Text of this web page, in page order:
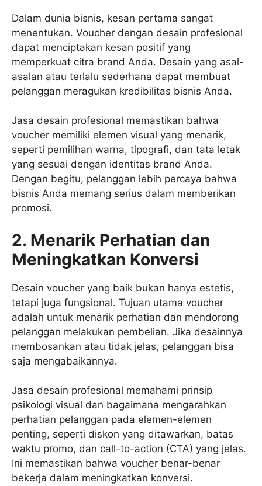
Dalam dunia bisnis, kesan pertama sangat
menentukan. Voucher dengan desain profesional
dapat menciptakan kesan positif yang
memperkuat citra brand Anda. Desain yang asal-
asalan atau terlalu sederhana dapat membuat
pelanggan meragukan kredibilitas bisnis Anda.
Jasa desain profesional memastikan bahwa
voucher memiliki elemen visual yang menarik,
seperti pemilihan warna, tipografi, dan tata letak
yang sesuai dengan identitas brand Anda.
Dengan begitu, pelanggan lebih percaya bahwa
bisnis Anda memang serius dalam memberikan
promosi.
2. Menarik Perhatian dan
Meningkatkan Konversi
Desain voucher yang baik bukan hanya estetis,
tetapi juga fungsional. Tujuan utama voucher
adalah untuk menarik perhatian dan mendorong
pelanggan melakukan pembelian. Jika desainnya
membosankan atau tidak jelas, pelanggan bisa
saja mengabaikannya.
Jasa desain profesional memahami prinsip
psikologi visual dan bagaimana mengarahkan
perhatian pelanggan pada elemen-elemen
penting, seperti diskon yang ditawarkan, batas
waktu promo, dan call-to-action (CTA) yang jelas.
Ini memastikan bahwa voucher benar-benar
bekerja dalam meningkatkan konversi.